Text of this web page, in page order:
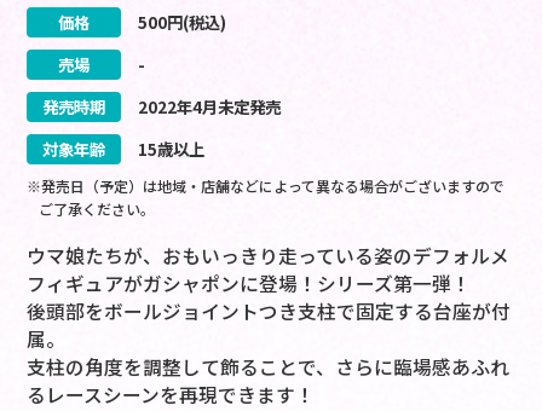
価格 500円(税込)
売場
-
発売時期
2022年4月未定発売
対象年齢
15歳以上
※発売日（予定）は地域・店舗などによって異なる場合がございますので
ご了承ください。
ウマ娘たちが、おもいっきり走っている姿のデフォルメ
フィギュアがガシャポンに登場！シリーズ第一弾！
後頭部をボールジョイントつき支柱で固定する台座が付
属。
支柱の角度を調整して飾ることで、さらに臨場感あふれ
るレースシーンを再現できます！